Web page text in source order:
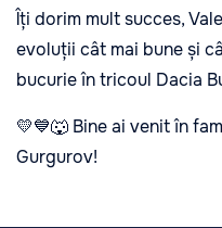
Îți dorim mult succes,
evoluții cât mai bune și
bucurie în tricoul Dacia
💛💙🐺 Bine ai venit în
Gurgurov!